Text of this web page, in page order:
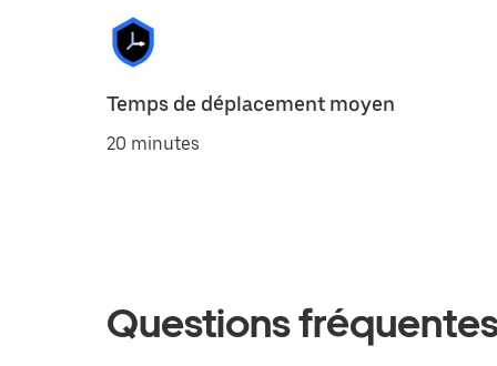
Temps de déplacement moyen
20 minutes
Questions